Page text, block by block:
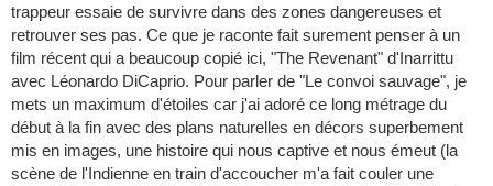
trappeur essaie de survivre dans des zones dangereuses et
retrouver ses pas. Ce que je raconte fait surement penser à un
film récent qui a beaucoup copié ici, "The Revenant" d'Inarrittu
avec Léonardo DiCaprio. Pour parler de "Le convoi sauvage", je
mets un maximum d'étoiles car j'ai adoré ce long métrage du
début à la fin avec des plans naturelles en décors superbement
mis en images, une histoire qui nous captive et nous émeut (la
scène de l'Indienne en train d'accoucher m'a fait couler une